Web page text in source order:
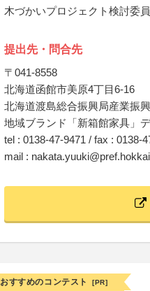
木づかいプロジェクト検討委
提出先・問合先
〒041-8558
北海道函館市美原4丁目6-16
北海道渡島総合振興局産業振
地域ブランド「新箱館家具」
tel : 0138-47-9471 / fax : 0138-
mail :
おすすめのコンテスト [PR]